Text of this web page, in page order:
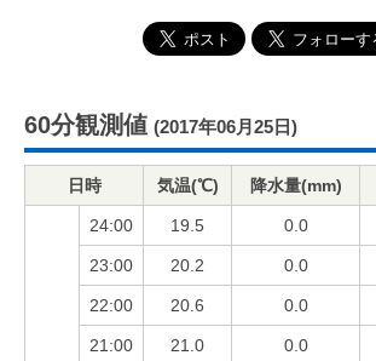
60分観測値 (2017年06月25日)
日時 気温(℃) 降水量(mm)
24:00 19.5 0.0
23:00 20.2 0.0
22:00 20.6 0.0
21:00 21.0 0.0